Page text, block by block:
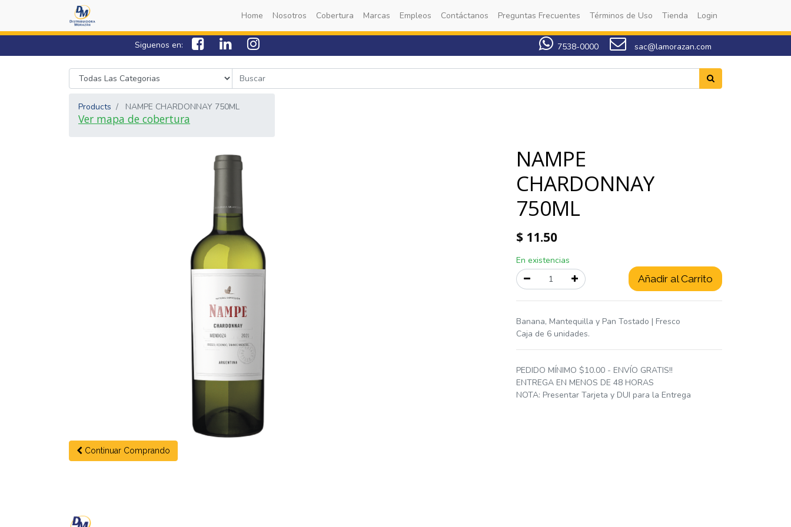
Home Nosotros Cobertura Marcas Empleos Contáctanos Preguntas Frecuentes Términos de Uso Tienda Login
Siguenos en: 7538-0000 sac@lamorazan.com
Products NAMPE CHARDONNAY 750ML
Ver mapa de cobertura
Continuar Comprando
NAMPE
CHARDONNAY
750ML
$ 11.50
En existencias
Añadir al Carrito
Banana, Mantequilla y Pan Tostado | Fresco
Caja de 6 unidades.
PEDIDO MÍNIMO $10.00 - ENVÍO GRATIS!!
ENTREGA EN MENOS DE 48 HORAS
NOTA: Presentar Tarjeta y DUI para la Entrega